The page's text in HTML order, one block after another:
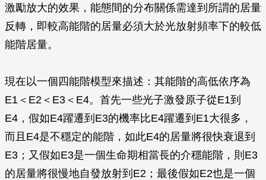
激勵放大的效果，能態間的分布關係需達到所謂的居量
反轉，即較高能階的居量必須大於光放射頻率下的較低
能階居量。
現在以一個四能階模型來描述：其能階的高低依序為
E1＜E2＜E3＜E4。首先一些光子激發原子從E1到
E4，假如E4躍遷到E3的機率比E4躍遷到E1大很多，
而且E4是不穩定的能階，如此E4的居量將很快衰退到
E3；又假如E3是一個生命期相當長的介穩能階，則E3
的居量將很慢地自發放射到E2；最後假如E2也是一個